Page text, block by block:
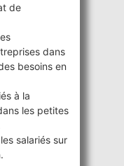
de
dans
besoins en
à la
les petites
salariés sur